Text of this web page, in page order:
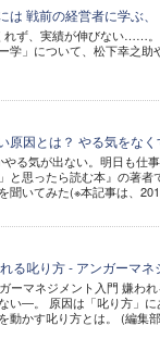
は 戦前の経営者に学ぶ、
れず、実績が伸びない……
学」について、松下幸之
原因とは？ やる気をな
やる気が出ない。明日も
と思ったら読む本』の著
聞いてみた(※本記事は、
る叱り方 - アンガーマネ
ーマネジメント入門 嫌わ
い―。 原因は「叱り方」
動かす叱り方とは。 (編集